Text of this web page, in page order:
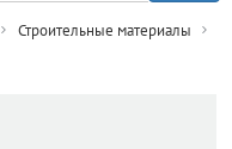
Строительные материалы